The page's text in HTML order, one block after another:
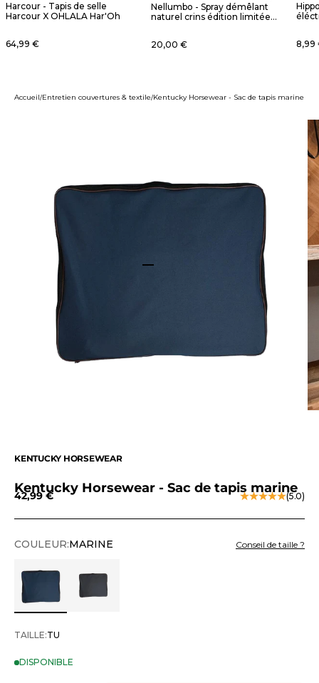
Harcour - Tapis de selle
Harcour X OHLALA Har'Oh
Prix de vente
64,99 €
Nellumbo - Spray démêlant
naturel crins édition limitée
Prix de vente
20,00 € Prix
8,99
Accueil Entretien couvertures & textile Kentucky Horsewear - Sac de tapis marine
Aller à l'élément 1
KENTUCKY HORSEWEAR
Kentucky Horsewear - Sac de tapis marine
Prix de vente
42,99 € (5.0)
COULEUR:MARINE Conseil de taille ?
TAILLE:TU
DISPONIBLE